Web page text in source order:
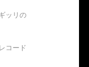
ッリの
コード